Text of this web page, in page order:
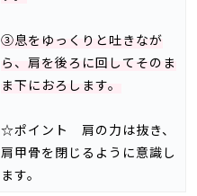
③息をゆっくりと吐きなが
ら、肩を後ろに回してそのま
ま下におろします。
☆ポイント 肩の力は抜き、
肩甲骨を閉じるように意識し
ます。